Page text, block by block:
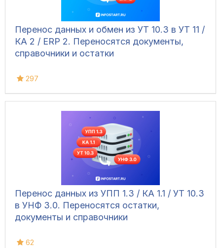
Перенос данных и обмен из УТ 10.3 в УТ 11 /
КА 2 / ERP 2. Переносятся документы,
справочники и остатки
297
Перенос данных из УПП 1.3 / КА 1.1 / УТ 10.3
в УНФ 3.0. Переносятся остатки,
документы и справочники
62